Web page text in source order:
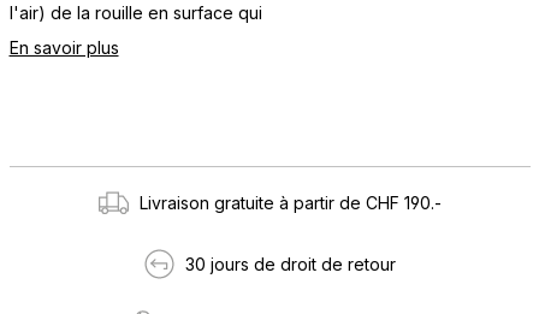
l'air) de la rouille en surface qui
En savoir plus
Livraison gratuite à partir de CHF 190.-
30 jours de droit de retour